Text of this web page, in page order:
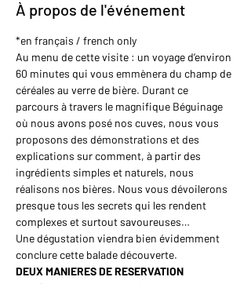
À propos de l'événement
*en français / french only
Au menu de cette visite : un voyage d’environ
60 minutes qui vous emmènera du champ de
céréales au verre de bière. Durant ce
parcours à travers le magnifique Béguinage
où nous avons posé nos cuves, nous vous
proposons des démonstrations et des
explications sur comment, à partir des
ingrédients simples et naturels, nous
réalisons nos bières. Nous vous dévoilerons
presque tous les secrets qui les rendent
complexes et surtout savoureuses…
Une dégustation viendra bien évidemment
conclure cette balade découverte.
DEUX MANIERES DE RESERVATION